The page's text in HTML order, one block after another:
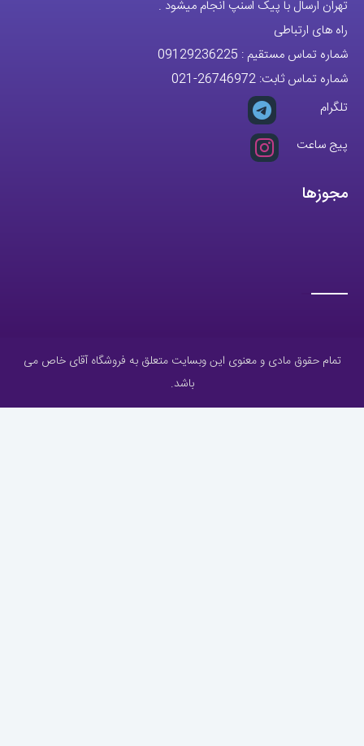
برای شهرستان ارسال از طریق تیپاکس یا چاپار انجام میشود .
تهران ارسال با پیک اسنپ انجام میشود .
راه های ارتباطی
شماره تماس مستقیم :09129236225
شماره تماس ثابت:26746972
تمام حقوق مادی و معنوی این وبسایت متعلق به فروشگاه آقای خاص می
باشد.